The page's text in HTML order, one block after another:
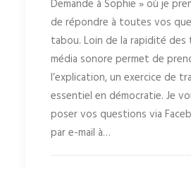
Demande à Sophie » où je
de répondre à toutes vos
tabou. Loin de la rapidité
média sonore permet de
l’explication, un exercice de
essentiel en démocratie. Je
poser vos questions via
par e-mail à…